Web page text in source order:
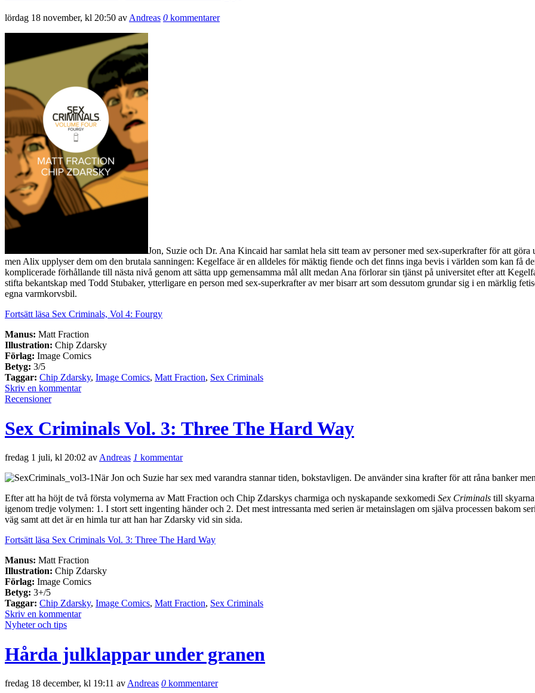
lördag 18 november, kl 20:50 av Andreas 0 kommentarer
Jon, Suzie och Dr. Ana Kincaid har samlat hela sitt team av personer med sex-superkrafter för att
men Alix upplyser dem om den brutala sanningen: Kegelface är en alldeles för mäktig fiende och det finns inga bevis i världen som kan få
komplicerade förhållande till nästa nivå genom att sätta upp gemensamma mål allt medan Ana förlorar sin tjänst på universitet efter att
stifta bekantskap med Todd Stubaker, ytterligare en person med sex-superkrafter av mer bisarr art som dessutom grundar sig i en märklig
egna varmkorvsbil.
Fortsätt läsa Sex Criminals, Vol 4: Fourgy
Manus: Matt Fraction
Illustration: Chip Zdarsky
Förlag: Image Comics
Betyg: 3/5
Taggar: Chip Zdarsky, Image Comics, Matt Fraction, Sex Criminals
Skriv en kommentar
Recensioner
Sex Criminals Vol. 3: Three The Hard Way
fredag 1 juli, kl 20:02 av Andreas 1 kommentar
När Jon och Suzie har sex med varandra stannar tiden, bokstavligen. De använder sina krafter för att råna banker
Efter att ha höjt de två första volymerna av Matt Fraction och Chip Zdarskys charmiga och nyskapande sexkomedi Sex Criminals till
igenom tredje volymen: 1. I stort sett ingenting händer och 2. Det mest intressanta med serien är metainslagen om själva processen bakom
väg samt att det är en himla tur att han har Zdarsky vid sin sida.
Fortsätt läsa Sex Criminals Vol. 3: Three The Hard Way
Manus: Matt Fraction
Illustration: Chip Zdarsky
Förlag: Image Comics
Betyg: 3+/5
Taggar: Chip Zdarsky, Image Comics, Matt Fraction, Sex Criminals
Skriv en kommentar
Nyheter och tips
Hårda julklappar under granen
fredag 18 december, kl 19:11 av Andreas 0 kommentarer